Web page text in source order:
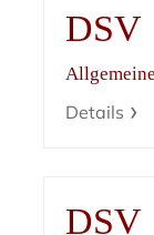
DSV
Details
DSV